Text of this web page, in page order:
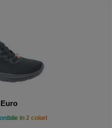
in 2 colori